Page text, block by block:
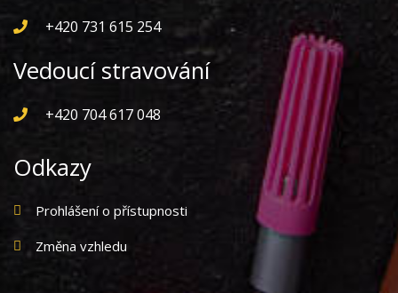
+420 731 615 254
Vedoucí stravování
+420 704 617 048
Odkazy
Prohlášení o přístupnosti
Změna vzhledu